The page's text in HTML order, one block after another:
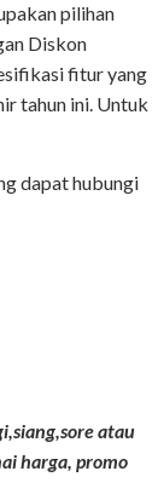
pilihan
Diskon
fitur yang
tahun ini. Untuk
dapat hubungi
atau
harga, promo